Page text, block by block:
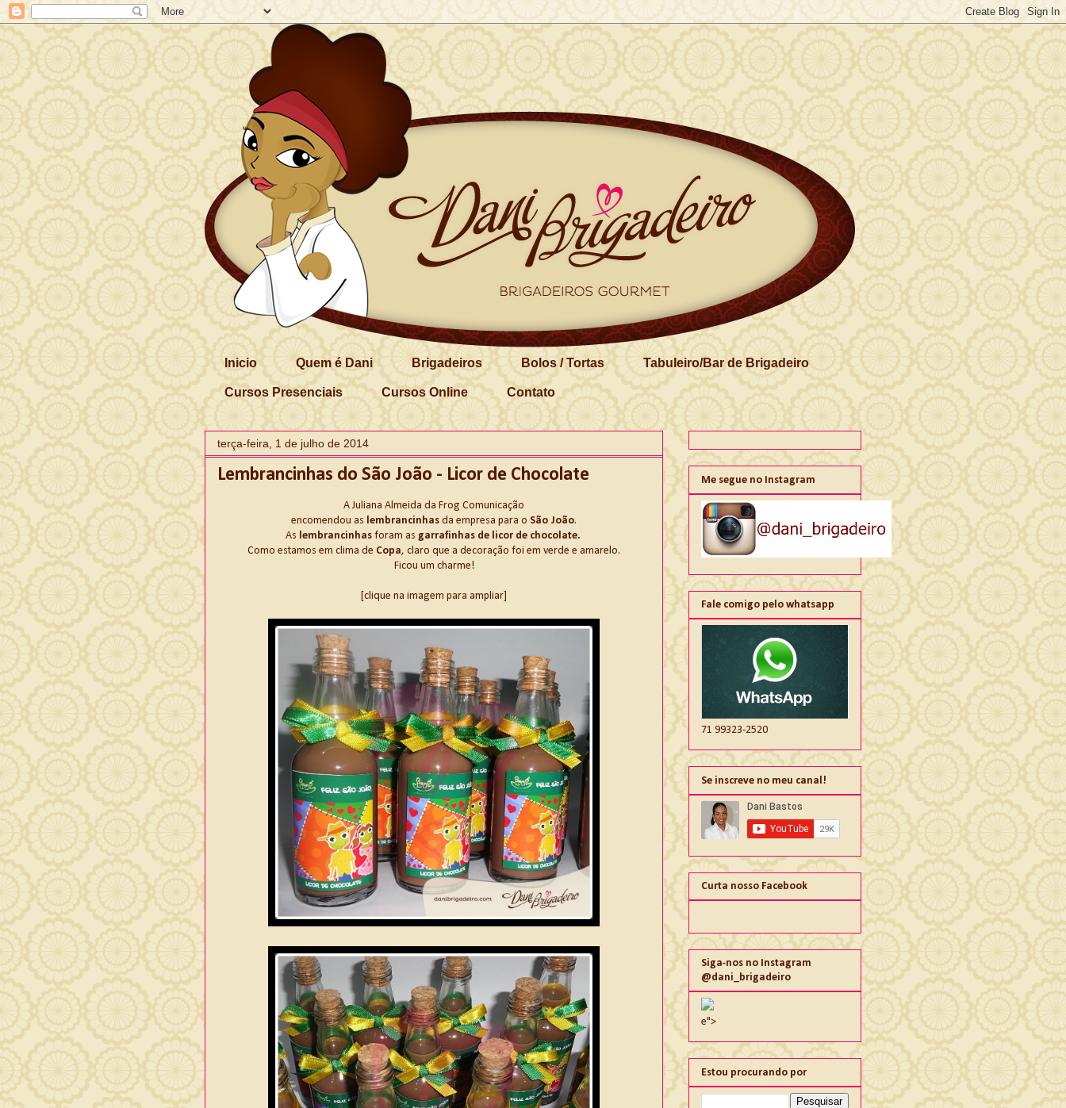
Inicio Quem é Dani Brigadeiros Bolos / Tortas Tabuleiro/Bar de Brigadeiro
Cursos Presenciais Cursos Online Contato
terça-feira, 1 de julho de 2014
Lembrancinhas do São João - Licor de Chocolate
A Juliana Almeida da Frog Comunicação
encomendou as lembrancinhas da empresa para o São João.
As lembrancinhas foram as garrafinhas de licor de chocolate.
Como estamos em clima de Copa, claro que a decoração foi em verde e amarelo.
Ficou um charme!
[clique na imagem para ampliar]
Me segue no Instagram
Fale comigo pelo whatsapp
71 99323-2520
Se inscreve no meu canal!
Curta nosso Facebook
Siga-nos no Instagram
@dani_brigadeiro
e">
Estou procurando por